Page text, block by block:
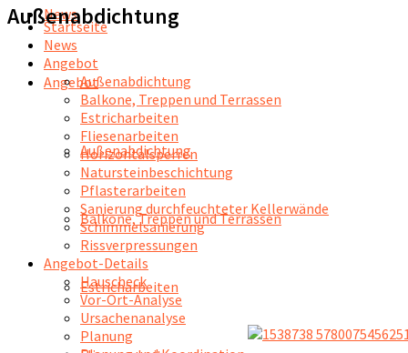
News
Angebot
Außenabdichtung
Balkone, Treppen und Terrassen
Estricharbeiten
Startseite
News
Angebot
Außenabdichtung
Balkone, Treppen und Terrassen
Estricharbeiten
Fliesenarbeiten
Horizontalsperren
Natursteinbeschichtung
Pflasterarbeiten
Sanierung durchfeuchteter Kellerwände
Schimmelsanierung
Rissverpressungen
Angebot-Details
Hauscheck
Vor-Ort-Analyse
Ursachenanalyse
Planung
Außenabdichtung